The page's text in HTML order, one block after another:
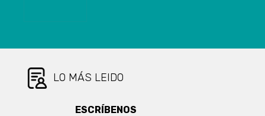
LO MÁS LEIDO
ESCRÍBENOS